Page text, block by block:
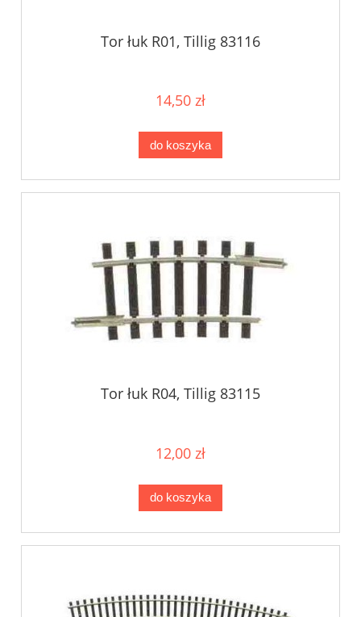
Tor łuk R01, Tillig 83116
14,50 zł
do koszyka
Tor łuk R04, Tillig 83115
12,00 zł
do koszyka